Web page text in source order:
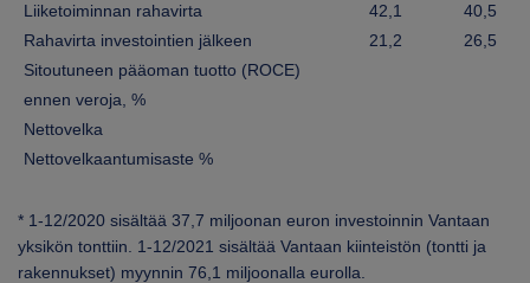
Liiketoiminnan rahavirta
42,1
40,5
Rahavirta investointien jälkeen
21,2
26,5
Sitoutuneen pääoman tuotto (ROCE)
ennen veroja, %
Nettovelka
Nettovelkaantumisaste %
* 1-12/2020 sisältää 37,7 miljoonan euron investoinnin Vantaan
yksikön tonttiin. 1-12/2021 sisältää Vantaan kiinteistön (tontti ja
rakennukset) myynnin 76,1 miljoonalla eurolla.